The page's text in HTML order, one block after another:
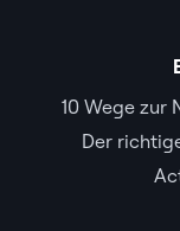
10 Wege zur
Der